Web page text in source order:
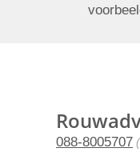
088-8005707